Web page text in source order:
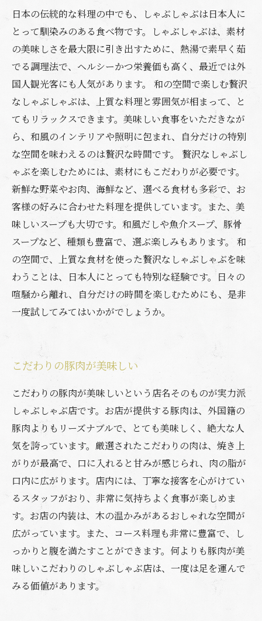
日本の伝統的な料理の中でも、しゃぶしゃぶは日本人に
とって馴染みのある食べ物です。しゃぶしゃぶは、素材
の美味しさを最大限に引き出すために、熱湯で素早く茹
でる調理法で、ヘルシーかつ栄養価も高く、最近では外
国人観光客にも人気があります。 和の空間で楽しむ贅沢
なしゃぶしゃぶは、上質な料理と雰囲気が相まって、と
てもリラックスできます。美味しい食事をいただきなが
ら、和風のインテリアや照明に包まれ、自分だけの特別
な空間を味わえるのは贅沢な時間です。 贅沢なしゃぶし
ゃぶを楽しむためには、素材にもこだわりが必要です。
新鮮な野菜やお肉、海鮮など、選べる食材も多彩で、お
客様の好みに合わせた料理を提供しています。また、美
味しいスープも大切です。和風だしや魚介スープ、豚骨
スープなど、種類も豊富で、選ぶ楽しみもあります。 和
の空間で、上質な食材を使った贅沢なしゃぶしゃぶを味
わうことは、日本人にとっても特別な経験です。日々の
喧騒から離れ、自分だけの時間を楽しむためにも、是非
一度試してみてはいかがでしょうか。
こだわりの豚肉が美味しい
こだわりの豚肉が美味しいという店名そのものが実力派
しゃぶしゃぶ店です。お店が提供する豚肉は、外国籍の
豚肉よりもリーズナブルで、とても美味しく、絶大な人
気を誇っています。厳選されたこだわりの肉は、焼き上
がりが最高で、口に入れると甘みが感じられ、肉の脂が
口内に広がります。店内には、丁寧な接客を心がけてい
るスタッフがおり、非常に気持ちよく食事が楽しめま
す。お店の内装は、木の温かみがあるおしゃれな空間が
広がっています。また、コース料理も非常に豊富で、し
っかりと腹を満たすことができます。何よりも豚肉が美
味しいこだわりのしゃぶしゃぶ店は、一度は足を運んで
みる価値があります。